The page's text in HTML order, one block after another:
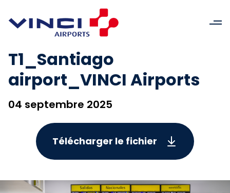
T1_Santiago
airport_VINCI Airports
04 septembre 2025
Télécharger le fichier